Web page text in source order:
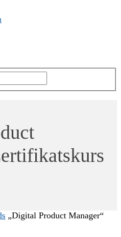
„Digital Product Manager“